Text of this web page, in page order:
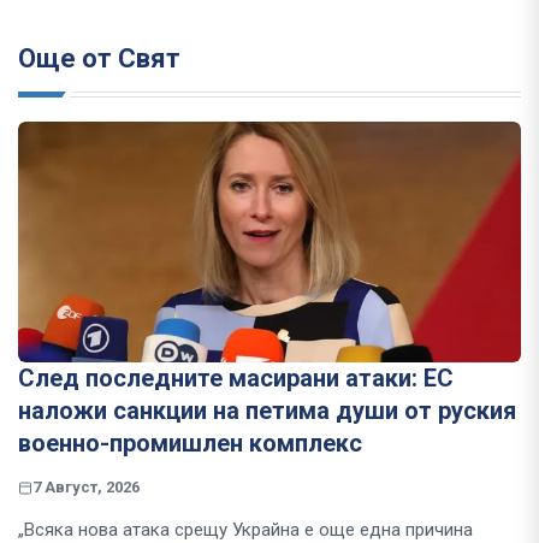
Още от Свят
След последните масирани атаки: ЕС
наложи санкции на петима души от руския
военно-промишлен комплекс
7 Август, 2026
„Всяка нова атака срещу Украйна е още една причина